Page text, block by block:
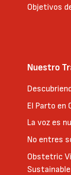
Objetivos
Nuestro
El Parto en
La voz es
No entres
Obstetric